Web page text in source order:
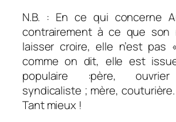
N.B. : En ce qui concerne
contrairement à ce que son
laisser croire, elle n’est pas
comme on dit, elle est
populaire :père, ouvrier
syndicaliste ; mère,
Tant mieux !